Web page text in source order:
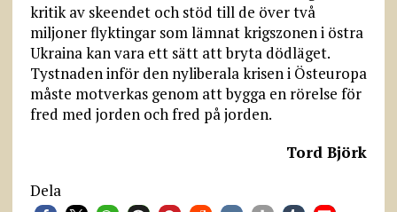
kritik av skeendet och stöd till de över två
miljoner flyktingar som lämnat krigszonen i östra
Ukraina kan vara ett sätt att bryta dödläget.
Tystnaden inför den nyliberala krisen i Östeuropa
måste motverkas genom att bygga en rörelse för
fred med jorden och fred på jorden.
Tord Björk
Dela